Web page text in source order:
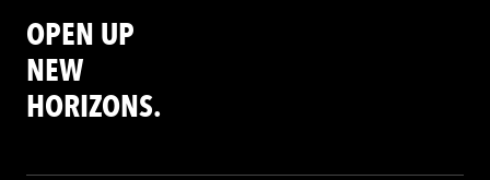
OPEN UP
NEW
HORIZONS.